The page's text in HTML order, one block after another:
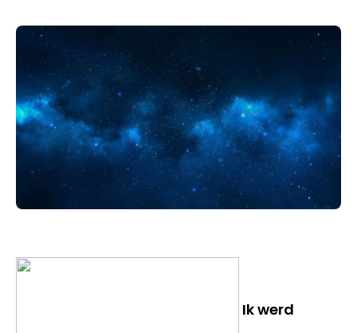
Ik werd